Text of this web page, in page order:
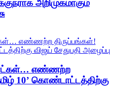
அறிமுகமாகும்
எண்ணற்ற
10’ கொண்டாட்டத்திற்கு